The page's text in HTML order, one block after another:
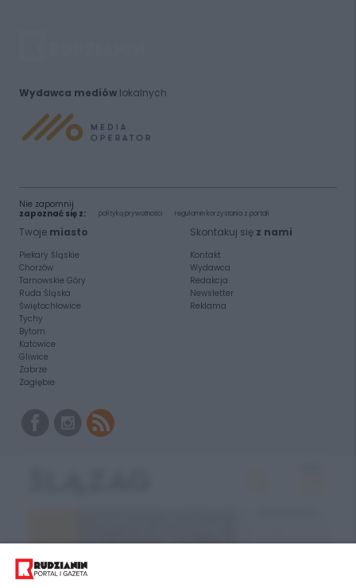
Wydawca mediówlokalnych
Nie zapomnij
zapoznać się z:
polityką prywatności regulamin korzystania z portali
Twoje miasto
Piekary Śląskie
Chorzów
Tarnowskie Góry
Ruda Śląska
Świętochłowice
Tychy
Bytom
Katowice
Gliwice
Zabrze
Zagłębie
Skontakuj się z nami
Kontakt
Wydawca
Redakcja
Newsletter
Reklama